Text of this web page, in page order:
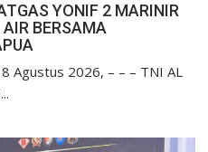
YONIF 2 MARINIR
BERSAMA
8 Agustus 2026, – – – TNI AL